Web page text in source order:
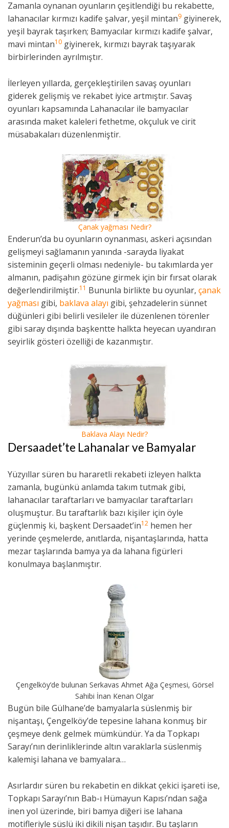
Zamanla oynanan oyunların çeşitlendiği bu rekabette,
lahanacılar kırmızı kadife şalvar, yeşil mintan9 giyinerek,
yeşil bayrak taşırken; Bamyacılar kırmızı kadife şalvar,
mavi mintan10 giyinerek, kırmızı bayrak taşıyarak
birbirlerinden ayrılmıştır.
İlerleyen yıllarda, gerçekleştirilen savaş oyunları
giderek gelişmiş ve rekabet iyice artmıştır. Savaş
oyunları kapsamında Lahanacılar ile bamyacılar
arasında maket kaleleri fethetme, okçuluk ve cirit
müsabakaları düzenlenmiştir.
Çanak yağması Nedir?
Enderun’da bu oyunların oynanması, askeri açısından
gelişmeyi sağlamanın yanında -sarayda liyakat
sisteminin geçerli olması nedeniyle- bu takımlarda yer
almanın, padişahın gözüne girmek için bir fırsat olarak
değerlendirilmiştir.11 Bununla birlikte bu oyunlar, çanak
yağması gibi, baklava alayı gibi, şehzadelerin sünnet
düğünleri gibi belirli vesileler ile düzenlenen törenler
gibi saray dışında başkentte halkta heyecan uyandıran
seyirlik gösteri özelliği de kazanmıştır.
Baklava Alayı Nedir?
Dersaadet’te Lahanalar ve Bamyalar
Yüzyıllar süren bu hararetli rekabeti izleyen halkta
zamanla, bugünkü anlamda takım tutmak gibi,
lahanacılar taraftarları ve bamyacılar taraftarları
oluşmuştur. Bu taraftarlık bazı kişiler için öyle
güçlenmiş ki, başkent Dersaadet’in12 hemen her
yerinde çeşmelerde, anıtlarda, nişantaşlarında, hatta
mezar taşlarında bamya ya da lahana figürleri
konulmaya başlanmıştır.
Çengelköy’de bulunan Serkavas Ahmet Ağa Çeşmesi, Görsel
Sahibi İnan Kenan Olgar
Bugün bile Gülhane’de bamyalarla süslenmiş bir
nişantaşı, Çengelköy’de tepesine lahana konmuş bir
çeşmeye denk gelmek mümkündür. Ya da Topkapı
Sarayı’nın derinliklerinde altın varaklarla süslenmiş
kalemişi lahana ve bamyalara…
Asırlardır süren bu rekabetin en dikkat çekici işareti ise,
Topkapı Sarayı’nın Bab-ı Hümayun Kapısı’ndan sağa
inen yol üzerinde, biri bamya diğeri ise lahana
motifleriyle süslü iki dikili nişan taşıdır. Bu taşların